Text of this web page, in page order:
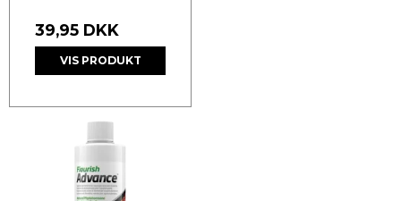
39,95 DKK
VIS PRODUKT